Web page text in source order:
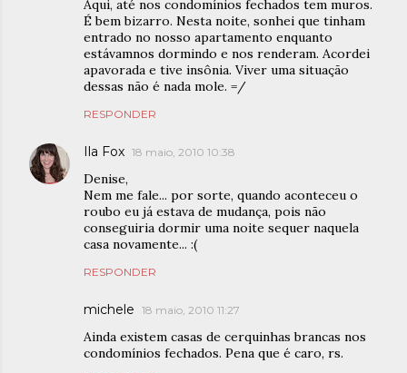
Aqui, até nos condomínios fechados tem muros.
É bem bizarro. Nesta noite, sonhei que tinham
entrado no nosso apartamento enquanto
estávamnos dormindo e nos renderam. Acordei
apavorada e tive insônia. Viver uma situação
dessas não é nada mole. =/
RESPONDER
Ila Fox 18 maio, 2010 10:38
Denise,
Nem me fale... por sorte, quando aconteceu o
roubo eu já estava de mudança, pois não
conseguiria dormir uma noite sequer naquela
casa novamente... :(
RESPONDER
michele 18 maio, 2010 11:27
Ainda existem casas de cerquinhas brancas nos
condomínios fechados. Pena que é caro, rs.